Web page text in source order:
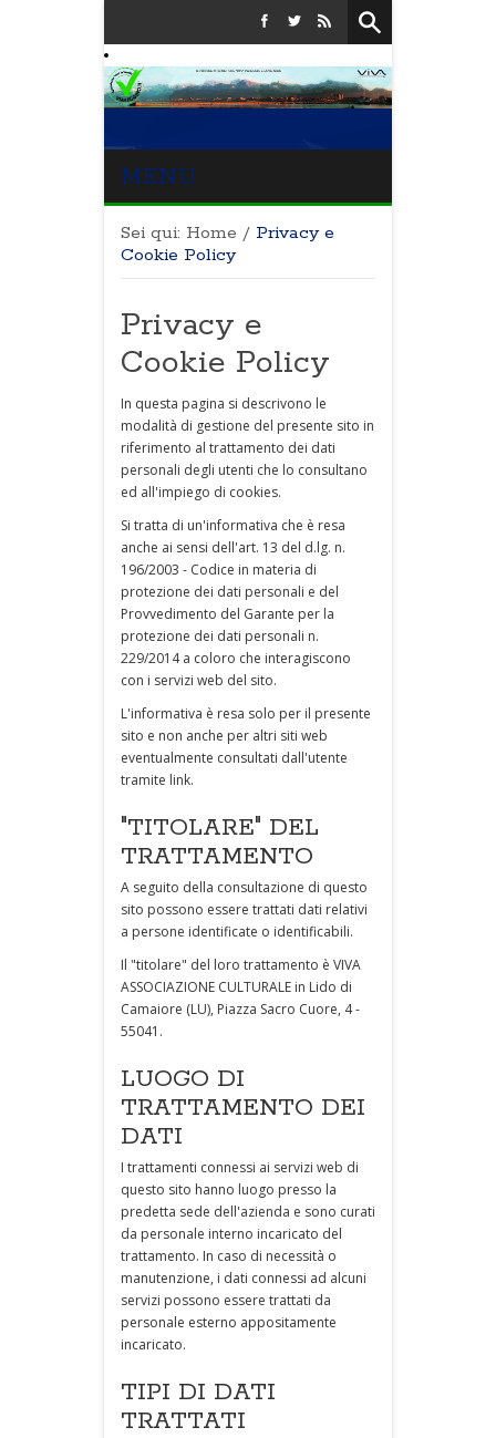
MENU
Sei qui: Home / Privacy e
Cookie Policy
Privacy e
Cookie Policy
In questa pagina si descrivono le
modalità di gestione del presente sito in
riferimento al trattamento dei dati
personali degli utenti che lo consultano
ed all'impiego di cookies.
Si tratta di un'informativa che è resa
anche ai sensi dell'art. 13 del d.lg. n.
196/2003 - Codice in materia di
protezione dei dati personali e del
Provvedimento del Garante per la
protezione dei dati personali n.
229/2014 a coloro che interagiscono
con i servizi web del sito.
L'informativa è resa solo per il presente
sito e non anche per altri siti web
eventualmente consultati dall'utente
tramite link.
"TITOLARE" DEL
TRATTAMENTO
A seguito della consultazione di questo
sito possono essere trattati dati relativi
a persone identificate o identificabili.
Il "titolare" del loro trattamento è VIVA
ASSOCIAZIONE CULTURALE in Lido di
Camaiore (LU), Piazza Sacro Cuore, 4 -
55041.
LUOGO DI
TRATTAMENTO DEI
DATI
I trattamenti connessi ai servizi web di
questo sito hanno luogo presso la
predetta sede dell'azienda e sono curati
da personale interno incaricato del
trattamento. In caso di necessità o
manutenzione, i dati connessi ad alcuni
servizi possono essere trattati da
personale esterno appositamente
incaricato.
TIPI DI DATI
TRATTATI